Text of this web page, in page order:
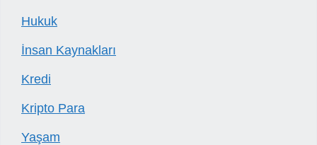
Hukuk
İnsan Kaynakları
Kredi
Kripto Para
Yaşam